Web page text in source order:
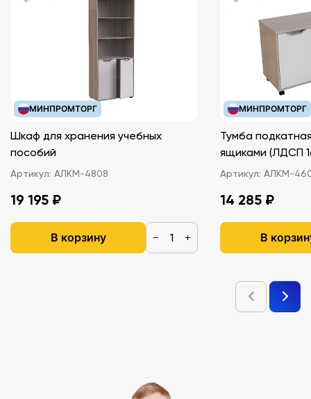
МИНПРОМТОРГ
Шкаф для хранения учебных
пособий
Артикул: АЛКМ-4808
19 195 ₽
В корзину − +
МИНПРОМТОРГ
Тумба
ящиками
Артикул: АЛКМ-
14 285 ₽
В